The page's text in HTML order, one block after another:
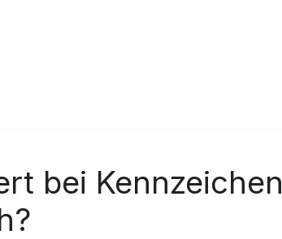
bei Kennzeichen